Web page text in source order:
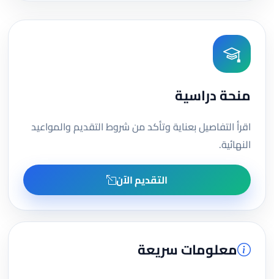
منحة دراسية
اقرأ التفاصيل بعناية وتأكد من شروط التقديم والمواعيد
النهائية.
التقديم الآن
معلومات سريعة